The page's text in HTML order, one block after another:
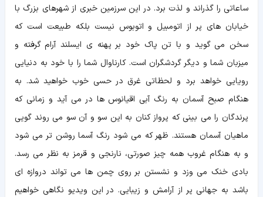
ساعاتی را گذراند و لذت برد. در این سرزمین خبری از شهرهای بزرگ با
خیابان های پر از اتومبیل و اتوبوس نیست بلکه طبیعت است که
سخن می گوید و با تن پاک خود بر پهنه ی ایسلند آرام گرفته و
میزبان شما و دیگر گردشگران است. کارناوال شما را با خود به دنیایی
رویایی خواهد برد و لحظاتی غرق در حسی خوب خواهید شد. به
هنگام صبح آسمان به رنگ آبی اقیانوس ها در می آید و زمانی که
پرندگان را می بینی که پرواز کنان به این سو و آن سو می روند گویی
ماهیان آسمان هستند. ظهر که می شود رنگ آسما روشن تر می شود
و به هنگام غروب همه چیز صورتی، نارنجی و قرمز به نظر می رسد.
بادی خنک می وزد و نشستن بر روی چمن ها می تواند دروازه ای
باشد به جهانی پر از آرامش و زیبایی. در این ویدیو نگاهی خواهیم